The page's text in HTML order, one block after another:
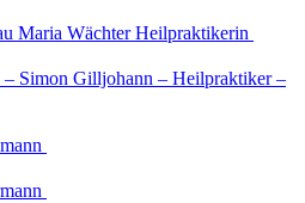
Maria Wächter Heilpraktikerin
– Simon Gilljohann – Heilpraktiker –